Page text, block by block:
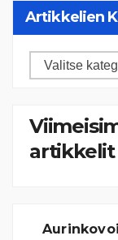
Artikkelien
Artikkelien
artikkelit